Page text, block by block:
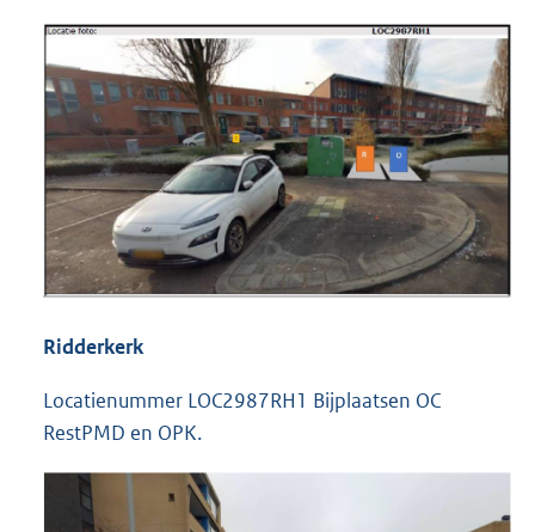
Ridderkerk
Locatienummer LOC2987RH1 Bijplaatsen OC
RestPMD en OPK.